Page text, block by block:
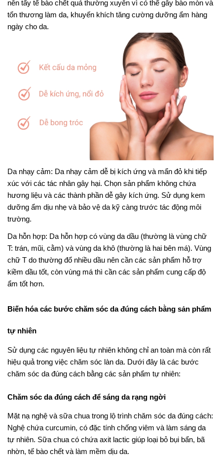
nên tẩy tế bào chết quá thường xuyên vì có thể gây bào mòn và
tổn thương làm da, khuyến khích tăng cường dưỡng ẩm hàng
ngày cho da.
Da nhạy cảm: Da nhạy cảm dễ bị kích ứng và mẩn đỏ khi tiếp
xúc với các tác nhân gây hại. Chọn sản phẩm không chứa
hương liệu và các thành phần dễ gây kích ứng. Sử dụng kem
dưỡng ẩm dịu nhẹ và bảo vệ da kỹ càng trước tác động môi
trường.
Da hỗn hợp: Da hỗn hợp có vùng da dầu (thường là vùng chữ
T: trán, mũi, cằm) và vùng da khô (thường là hai bên má). Vùng
chữ T do thường đổ nhiều dầu nên cần các sản phẩm hỗ trợ
kiềm dầu tốt, còn vùng má thì cần các sản phẩm cung cấp độ
ẩm tốt hơn.
Biến hóa các bước chăm sóc da đúng cách bằng sản phẩm
tự nhiên
Sử dụng các nguyên liệu tự nhiên không chỉ an toàn mà còn rất
hiệu quả trong việc chăm sóc làn da. Dưới đây là các bước
chăm sóc da đúng cách bằng các sản phẩm tự nhiên:
Chăm sóc da đúng cách để sáng da rạng ngời
Mặt nạ nghệ và sữa chua trong lộ trình chăm sóc da đúng cách:
Nghệ chứa curcumin, có đặc tính chống viêm và làm sáng da
tự nhiên. Sữa chua có chứa axit lactic giúp loại bỏ bụi bẩn, bã
nhờn, tế bào chết và làm mềm dịu da.